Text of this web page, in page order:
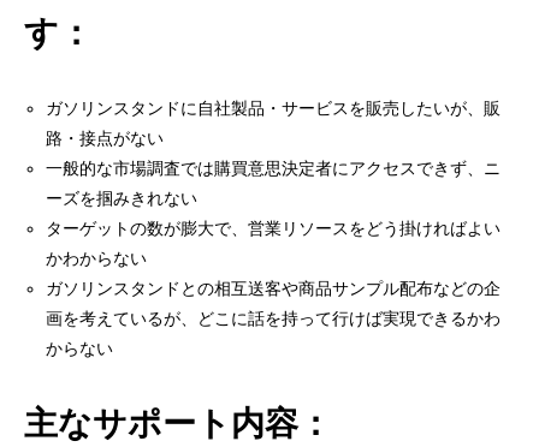
す：
ガソリンスタンドに自社製品・サービスを販売したいが、販
路・接点がない
一般的な市場調査では購買意思決定者にアクセスできず、ニ
ーズを掴みきれない
ターゲットの数が膨大で、営業リソースをどう掛ければよい
かわからない
ガソリンスタンドとの相互送客や商品サンプル配布などの企
画を考えているが、どこに話を持って行けば実現できるかわ
からない
主なサポート内容：